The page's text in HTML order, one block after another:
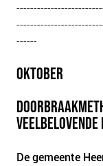
------
OKTOBER
VEELBELOVENDE
De gemeente